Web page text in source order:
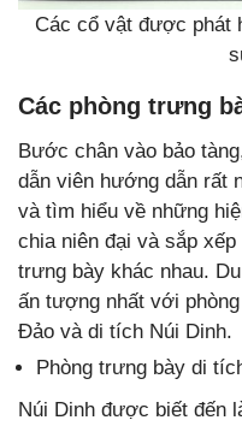
Các cổ vật được phát
Các phòng trưng
Bước chân vào bảo
dẫn viên hướng dẫn rất
và tìm hiểu về những
chia niên đại và sắp
trưng bày khác nhau.
ấn tượng nhất với
Đảo và di tích Núi Dinh.
Phòng trưng bày di
Núi Dinh được biết đến